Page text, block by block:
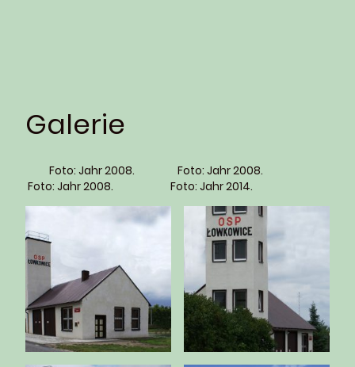
Galerie
Foto: Jahr 2008. Foto: Jahr 2008.
Foto: Jahr 2008. Foto: Jahr 2014.